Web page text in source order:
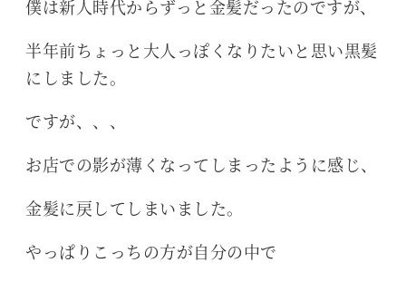
僕は新人時代からずっと金髪だったのですが、
半年前ちょっと大人っぽくなりたいと思い黒髪
にしました。
ですが、、、
お店での影が薄くなってしまったように感じ、
金髪に戻してしまいました。
やっぱりこっちの方が自分の中で